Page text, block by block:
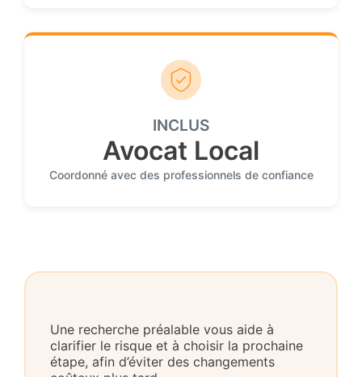
INCLUS
Avocat Local
Coordonné avec des professionnels de confiance
Une recherche préalable vous aide à
clarifier le risque et à choisir la prochaine
étape, afin d’éviter des changements